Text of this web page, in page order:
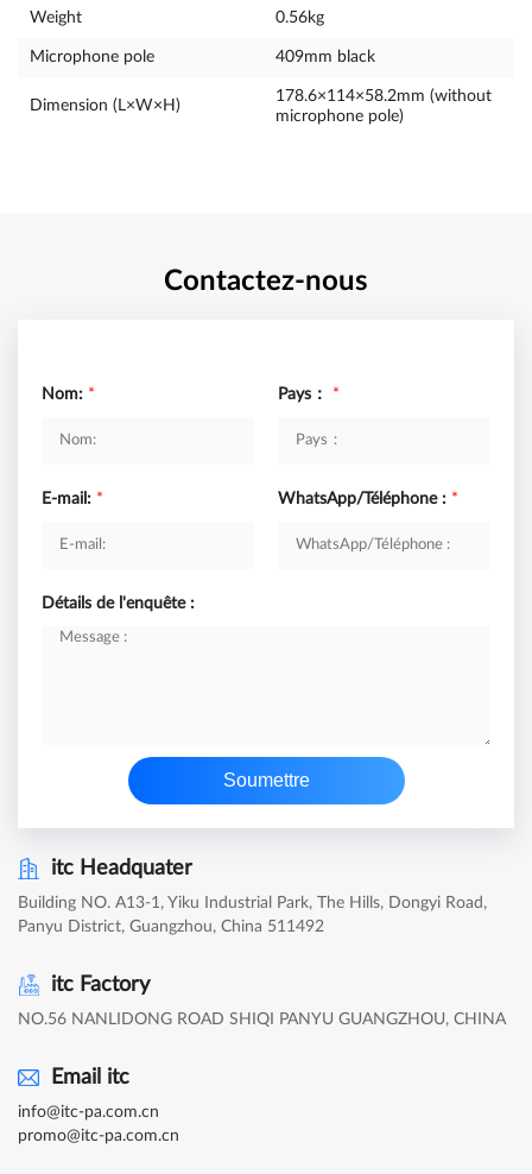
Weight 0.56kg
Microphone pole 409mm black
Dimension (L×W×H)
178.6×114×58.2mm (without
microphone pole)
Contactez-nous
Nom: * Pays： *
E-mail: * WhatsApp/Téléphone : *
Détails de l'enquête :
Soumettre
itc Headquater
Building NO. A13-1, Yiku Industrial Park, The Hills, Dongyi Road,
Panyu District, Guangzhou, China 511492
itc Factory
NO.56 NANLIDONG ROAD SHIQI PANYU GUANGZHOU, CHINA
Email itc
info@itc-pa.com.cn
promo@itc-pa.com.cn